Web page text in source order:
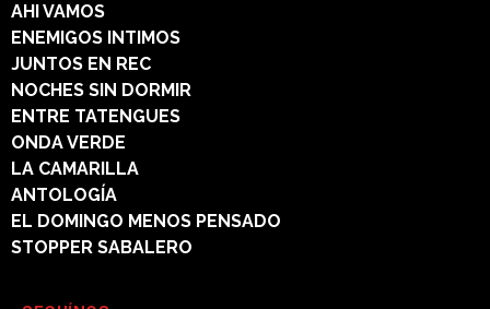
AHI VAMOS
ENEMIGOS INTIMOS
JUNTOS EN REC
NOCHES SIN DORMIR
ENTRE TATENGUES
ONDA VERDE
LA CAMARILLA
ANTOLOGÍA
EL DOMINGO MENOS PENSADO
STOPPER SABALERO